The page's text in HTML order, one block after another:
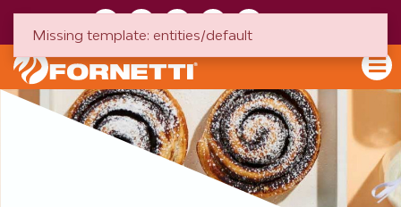
Missing template: entities/default